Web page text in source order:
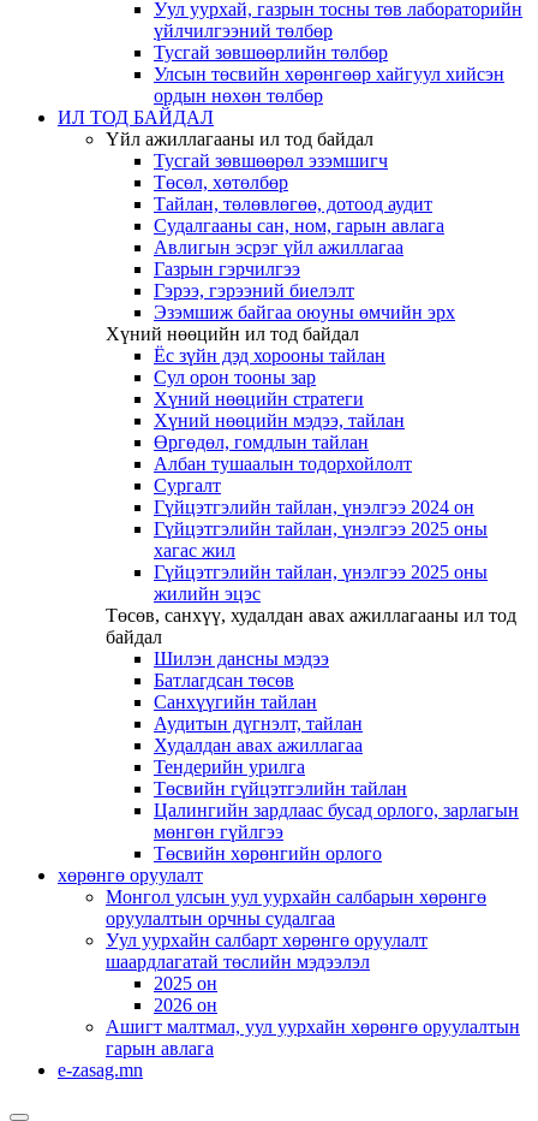
Уул уурхай, газрын тосны төв лабораторийн
үйлчилгээний төлбөр
Тусгай зөвшөөрлийн төлбөр
Улсын төсвийн хөрөнгөөр хайгуул хийсэн
ордын нөхөн төлбөр
ИЛ ТОД БАЙДАЛ
Үйл ажиллагааны ил тод байдал
Тусгай зөвшөөрөл эзэмшигч
Төсөл, хөтөлбөр
Тайлан, төлөвлөгөө, дотоод аудит
Судалгааны сан, ном, гарын авлага
Авлигын эсрэг үйл ажиллагаа
Газрын гэрчилгээ
Гэрээ, гэрээний биелэлт
Эзэмшиж байгаа оюуны өмчийн эрх
Хүний нөөцийн ил тод байдал
Ёс зүйн дэд хорооны тайлан
Сул орон тооны зар
Хүний нөөцийн стратеги
Хүний нөөцийн мэдээ, тайлан
Өргөдөл, гомдлын тайлан
Албан тушаалын тодорхойлолт
Сургалт
Гүйцэтгэлийн тайлан, үнэлгээ 2024 он
Гүйцэтгэлийн тайлан, үнэлгээ 2025 оны
хагас жил
Гүйцэтгэлийн тайлан, үнэлгээ 2025 оны
жилийн эцэс
Төсөв, санхүү, худалдан авах ажиллагааны ил тод
байдал
Шилэн дансны мэдээ
Батлагдсан төсөв
Санхүүгийн тайлан
Аудитын дүгнэлт, тайлан
Худалдан авах ажиллагаа
Тендерийн урилга
Төсвийн гүйцэтгэлийн тайлан
Цалингийн зардлаас бусад орлого, зарлагын
мөнгөн гүйлгээ
Төсвийн хөрөнгийн орлого
хөрөнгө оруулалт
Монгол улсын уул уурхайн салбарын хөрөнгө
оруулалтын орчны судалгаа
Уул уурхайн салбарт хөрөнгө оруулалт
шаардлагатай төслийн мэдээлэл
2025 он
2026 он
Ашигт малтмал, уул уурхайн хөрөнгө оруулалтын
гарын авлага
e-zasag.mn